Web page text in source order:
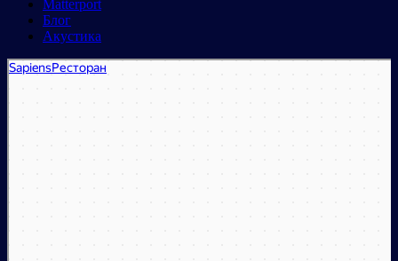
Matterport
Блог
Акустика
Sapiens
Ресторан в Москве